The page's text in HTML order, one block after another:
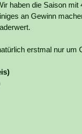
haben die Saison mit
an Gewinn
erstmal nur um